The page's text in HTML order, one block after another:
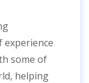
experience
some of
helping